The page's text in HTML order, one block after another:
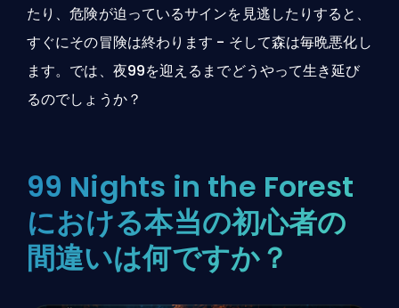
たり、危険が迫っているサインを見逃したりすると、
すぐにその冒険は終わります - そして森は毎晩悪化し
ます。では、夜99を迎えるまでどうやって生き延び
るのでしょうか？
99 Nights in the Forest
における本当の初心者の
間違いは何ですか？